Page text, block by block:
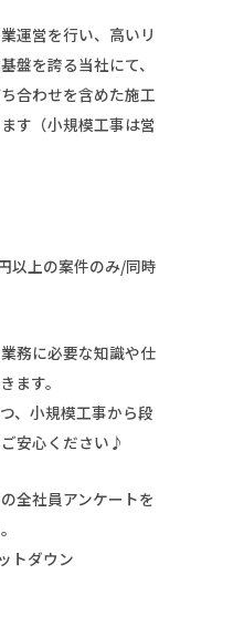
運営を行い、高いリ
盤を誇る当社にて、
合わせを含めた施工
す（小規模工事は営
以上の案件のみ/同時
務に必要な知識や仕
ます。
、小規模工事から段
安心ください♪
全社員アンケートを
トダウン